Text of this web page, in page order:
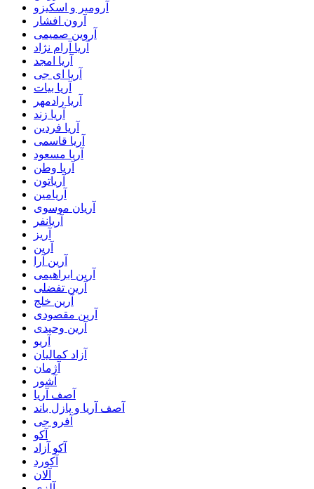
آرومیر و اسکیزو
آرون افشار
آروین صمیمی
آریا آرام نژاد
آریا امجد
آریا ای جی
آریا بیات
آریا رادمهر
آریا زند
آریا فردین
آریا قاسمی
آریا مسعود
آریا وطن
آریاتون
آریامین
آریان موسوی
آریانفر
آریز
آرین
آرین آرا
آرین ابراهیمی
آرین تفضلی
آرین خلج
آرین مقصودی
آرین وحیدی
آریو
آزاد کمالیان
آژمان
آشور
آصف آریا
آصف آریا و پازل باند
آفرو جی
آکو
آکو آزاد
آکورد
آلان